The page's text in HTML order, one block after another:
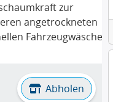
zur
angetrockneten
Fahrzeugwäsche.
Abholen